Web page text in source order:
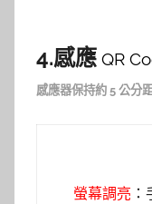
4.感應 QR
感應器保持約 5 公分
螢幕調亮